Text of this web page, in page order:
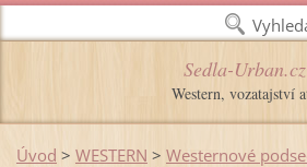
Sedla-Urban.cz
Western, vozatajství
Úvod > WESTERN > Westernové